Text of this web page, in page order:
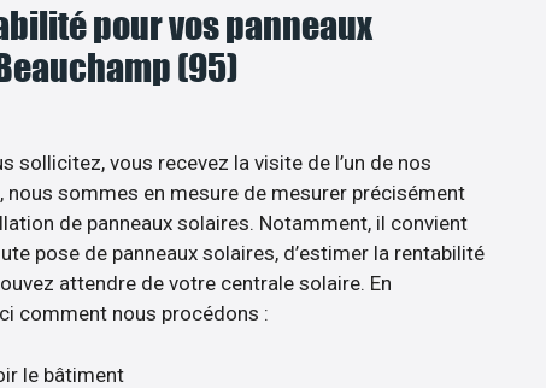
pour vos panneaux
(95)
sollicitez, vous recevez la visite de l’un de nos
nous sommes en mesure de mesurer précisément
de panneaux solaires. Notamment, il convient
pose de panneaux solaires, d’estimer la rentabilité
attendre de votre centrale solaire. En
comment nous procédons :
le bâtiment